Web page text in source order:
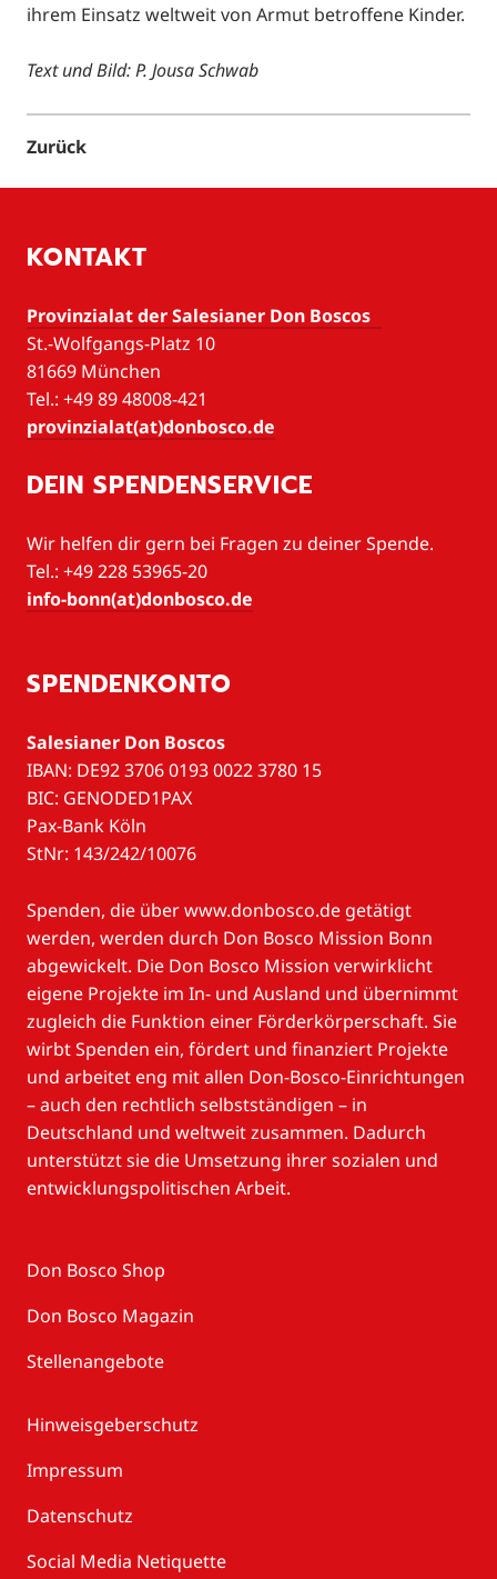
ihrem Einsatz weltweit von Armut betroffene Kinder.
Text und Bild: P. Jousa Schwab
Zurück
KONTAKT
Provinzialat der Salesianer Don Boscos
St.-Wolfgangs-Platz 10
81669 München
Tel.: +49 89 48008-421
provinzialat(at)donbosco.de
DEIN SPENDENSERVICE
Wir helfen dir gern bei Fragen zu deiner Spende.
Tel.: +49 228 53965-20
info-bonn(at)donbosco.de
SPENDENKONTO
Salesianer Don Boscos
IBAN: DE92 3706 0193 0022 3780 15
BIC: GENODED1PAX
Pax-Bank Köln
StNr: 143/242/10076
Spenden, die über www.donbosco.de getätigt
werden, werden durch Don Bosco Mission Bonn
abgewickelt. Die Don Bosco Mission verwirklicht
eigene Projekte im In- und Ausland und übernimmt
zugleich die Funktion einer Förderkörperschaft. Sie
wirbt Spenden ein, fördert und finanziert Projekte
und arbeitet eng mit allen Don-Bosco-Einrichtungen
– auch den rechtlich selbstständigen – in
Deutschland und weltweit zusammen. Dadurch
unterstützt sie die Umsetzung ihrer sozialen und
entwicklungspolitischen Arbeit.
Don Bosco Shop
Don Bosco Magazin
Stellenangebote
Hinweisgeberschutz
Impressum
Datenschutz
Social Media Netiquette